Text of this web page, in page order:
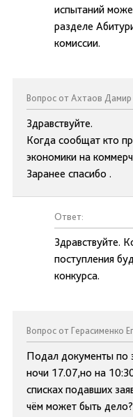
испытаний
разделе
комиссии.
Вопрос от Ахтаов
Здравствуйте.
Когда сообщат кто
экономики на
Заранее спасибо .
Ответ:
Здравствуйте.
поступления
конкурса.
Вопрос от Герасименко
Подал документы по
ночи 17.07,но на
списках подавших
чём может быть дело?